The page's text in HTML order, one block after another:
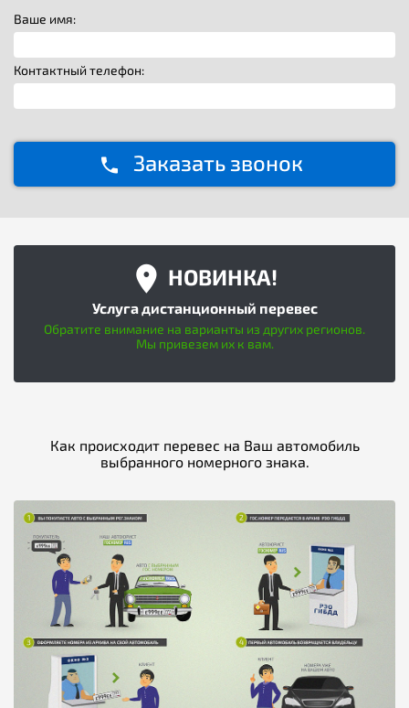
Ваше имя:
Контактный телефон:
Заказать звонок
НОВИНКА!
Услуга дистанционный перевес
Обратите внимание на варианты из других регионов.
Мы привезем их к вам.
Как происходит перевес на Ваш автомобиль
выбранного номерного знака.